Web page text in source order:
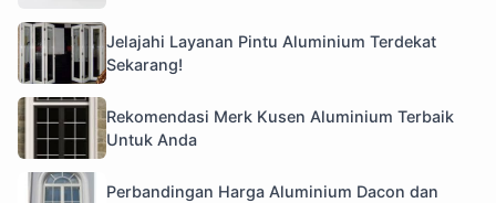
Jelajahi Layanan Pintu Aluminium Terdekat
Sekarang!
Rekomendasi Merk Kusen Aluminium Terbaik
Untuk Anda
Perbandingan Harga Aluminium Dacon dan